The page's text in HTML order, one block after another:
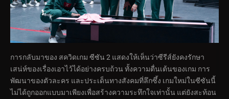
การกลับมาของ สควิดเกม ซีซัน 2 แสดงให้เห็นว่าซีรีส์ยังคงรักษา
เสน่ห์ของเรื่องเอาไว้ได้อย่างครบถ้วน ทั้งความตื่นเต้นของเกม การ
พัฒนาของตัวละคร และประเด็นทางสังคมที่ลึกซึ้ง เกมใหม่ในซีซันนี้
ไม่ได้ถูกออกแบบมาเพียงเพื่อสร้างความระทึกใจเท่านั้น แต่ยังสะท้อน